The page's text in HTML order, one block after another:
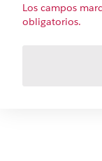
Los campos
obligatorios.